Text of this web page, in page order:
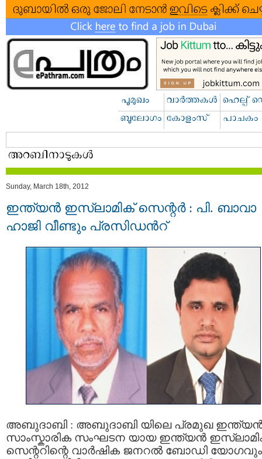
Sunday, March 18th, 2012
ഇന്ത്യന്‍ ഇസ്‌ലാമിക് സെന്റര്‍ : പി. ബാവാ
ഹാജി വീണ്ടും പ്രസിഡന്‍റ്
അബുദാബി : അബുദാബി യിലെ പ്രമുഖ
സാംസ്കാരിക സംഘടന യായ ഇന്ത്യന്‍
സെന്ററിന്റെ വാര്‍ഷിക ജനറല്‍ ബോഡി യോഗവും